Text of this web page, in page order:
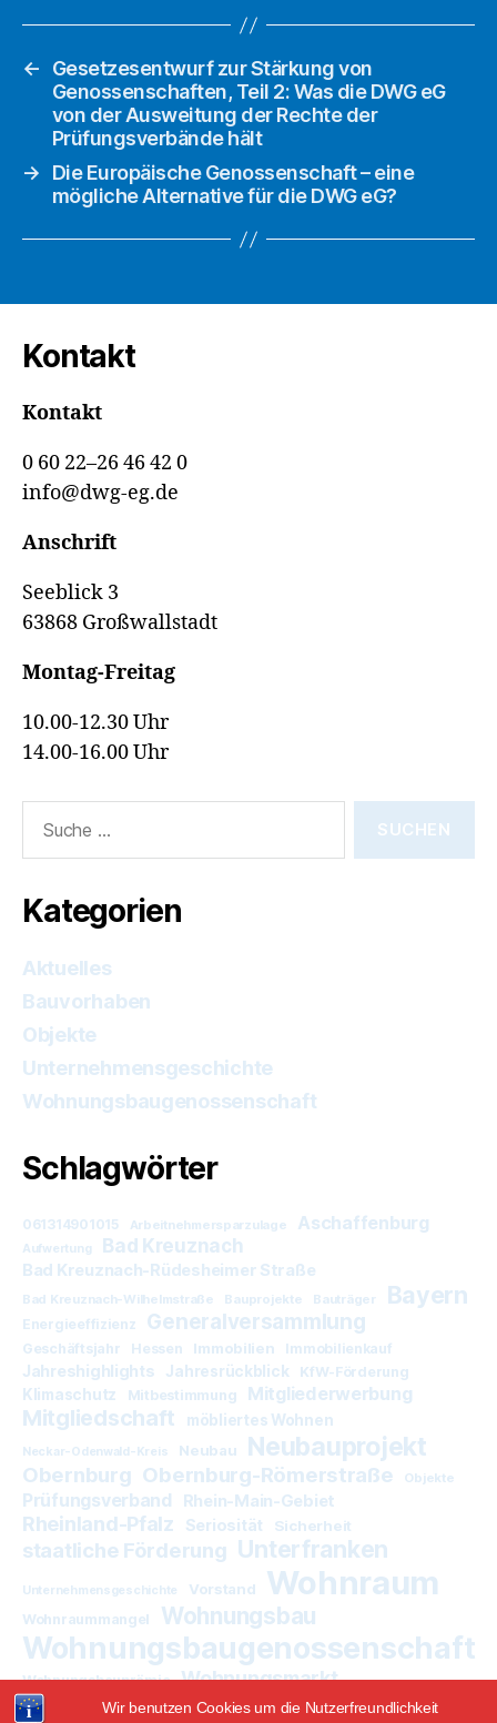
Wir benutzen Cookies um die Nutzerfreundlichkeit
←
Gesetzesentwurf zur Stärkung von
Genossenschaften, Teil 2: Was die DWG eG
von der Ausweitung der Rechte der
Prüfungsverbände hält
→
Die Europäische Genossenschaft – eine
mögliche Alternative für die DWG eG?
Kontakt
Kontakt
0 60 22–26 46 42 0
info@dwg-eg.de
Anschrift
Seeblick 3
63868 Großwallstadt
Montag-Freitag
10.00-12.30 Uhr
14.00-16.00 Uhr
nach:
Kategorien
Aktuelles
Bauvorhaben
Objekte
Unternehmensgeschichte
Wohnungsbaugenossenschaft
Schlagwörter
061314901015 Arbeitnehmersparzulage Aschaffenburg
Aufwertung Bad Kreuznach
Bad Kreuznach-Rüdesheimer Straße
Bad Kreuznach-Wilhelmstraße Bauprojekte Bauträger Bayern
Energieeffizienz Generalversammlung
Geschäftsjahr Hessen Immobilien Immobilienkauf
Jahreshighlights Jahresrückblick KfW-Förderung
Klimaschutz Mitbestimmung Mitgliederwerbung
Mitgliedschaft möbliertes Wohnen
Neckar-Odenwald-Kreis Neubau Neubauprojekt
Obernburg Obernburg-Römerstraße Objekte
Prüfungsverband Rhein-Main-Gebiet
Rheinland-Pfalz Seriosität Sicherheit
staatliche Förderung Unterfranken
Unternehmensgeschichte Vorstand Wohnraum
Wohnraummangel Wohnungsbau
Wohnungsbaugenossenschaft
Wohnungsbauprämie Wohnungsmarkt